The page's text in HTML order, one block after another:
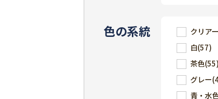
色の系統
クリア
白(57)
茶色
グレー
青・水